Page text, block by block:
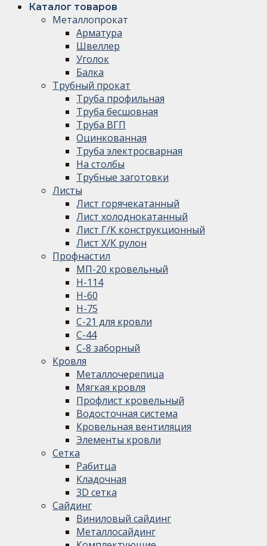
Каталог товаров
Металлопрокат
Арматура
Швеллер
Уголок
Балка
Трубный прокат
Труба профильная
Труба бесшовная
Труба ВГП
Оцинкованная
Труба электросварная
На столбы
Трубные заготовки
Листы
Лист горячекатанный
Лист холоднокатанный
Лист Г/К конструкционный
Лист Х/К рулон
Профнастил
МП-20 кровельный
Н-114
Н-60
Н-75
С-21 для кровли
С-44
С-8 заборный
Кровля
Металлочерепица
Мягкая кровля
Профлист кровельный
Водосточная система
Кровельная вентиляция
Элементы кровли
Сетка
Рабитца
Кладочная
3D сетка
Сайдинг
Виниловый сайдинг
Металлосайдинг